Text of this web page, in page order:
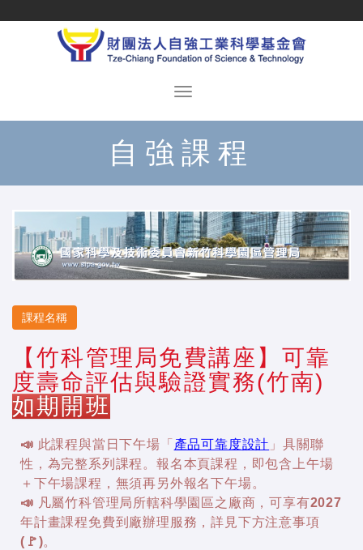
自強課程
課程名稱
【竹科管理局免費講座】可靠
度壽命評估與驗證實務(竹南)
如期開班
📣 此課程與當日下午場「 產品可靠度設計 」具關聯
性，為完整系列課程。報名本頁課程，即包含上午場
＋下午場課程，無須再另外報名下午場。
📣 凡屬竹科管理局所轄科學園區之廠商，可享有2027
年計畫課程免費到廠辦理服務，詳見下方注意事項
(🚩)。